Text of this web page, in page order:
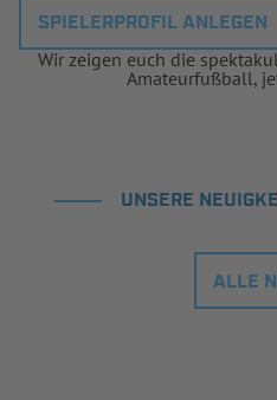
SPIELERPROFIL ANLEGEN
Wir zeigen euch die
Amateurfußball,
UNSERE
ALLE